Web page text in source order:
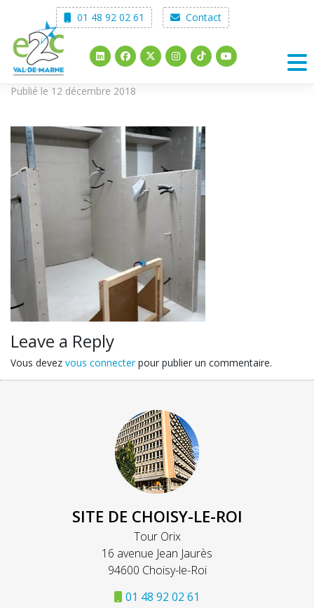
content
01 48 92 02 61 Contact
Publié le 12 décembre 2018
Leave a Reply
Vous devez vous connecter pour publier un commentaire.
SITE DE CHOISY-LE-ROI
Tour Orix
16 avenue Jean Jaurès
94600 Choisy-le-Roi
01 48 92 02 61